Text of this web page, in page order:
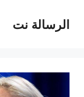
المحتوىالرسالة نت